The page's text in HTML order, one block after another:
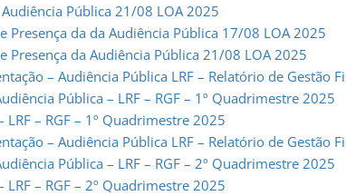
Pública 21/08 LOA 2025
Presença da da Audiência Pública 17/08 LOA 2025
Presença da Audiência Pública 21/08 LOA 2025
– Audiência Pública LRF – Relatório de Gestão
Pública – LRF – RGF – 1º Quadrimestre 2025
LRF – RGF – 1º Quadrimestre 2025
– Audiência Pública LRF – Relatório de Gestão
Pública – LRF – RGF – 2º Quadrimestre 2025
LRF – RGF – 2º Quadrimestre 2025